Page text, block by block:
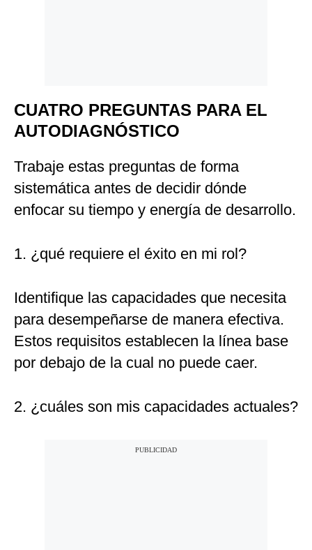
CUATRO PREGUNTAS PARA EL
AUTODIAGNÓSTICO
Trabaje estas preguntas de forma
sistemática antes de decidir dónde
enfocar su tiempo y energía de desarrollo.
1. ¿qué requiere el éxito en mi rol?
Identifique las capacidades que necesita
para desempeñarse de manera efectiva.
Estos requisitos establecen la línea base
por debajo de la cual no puede caer.
2. ¿cuáles son mis capacidades actuales?